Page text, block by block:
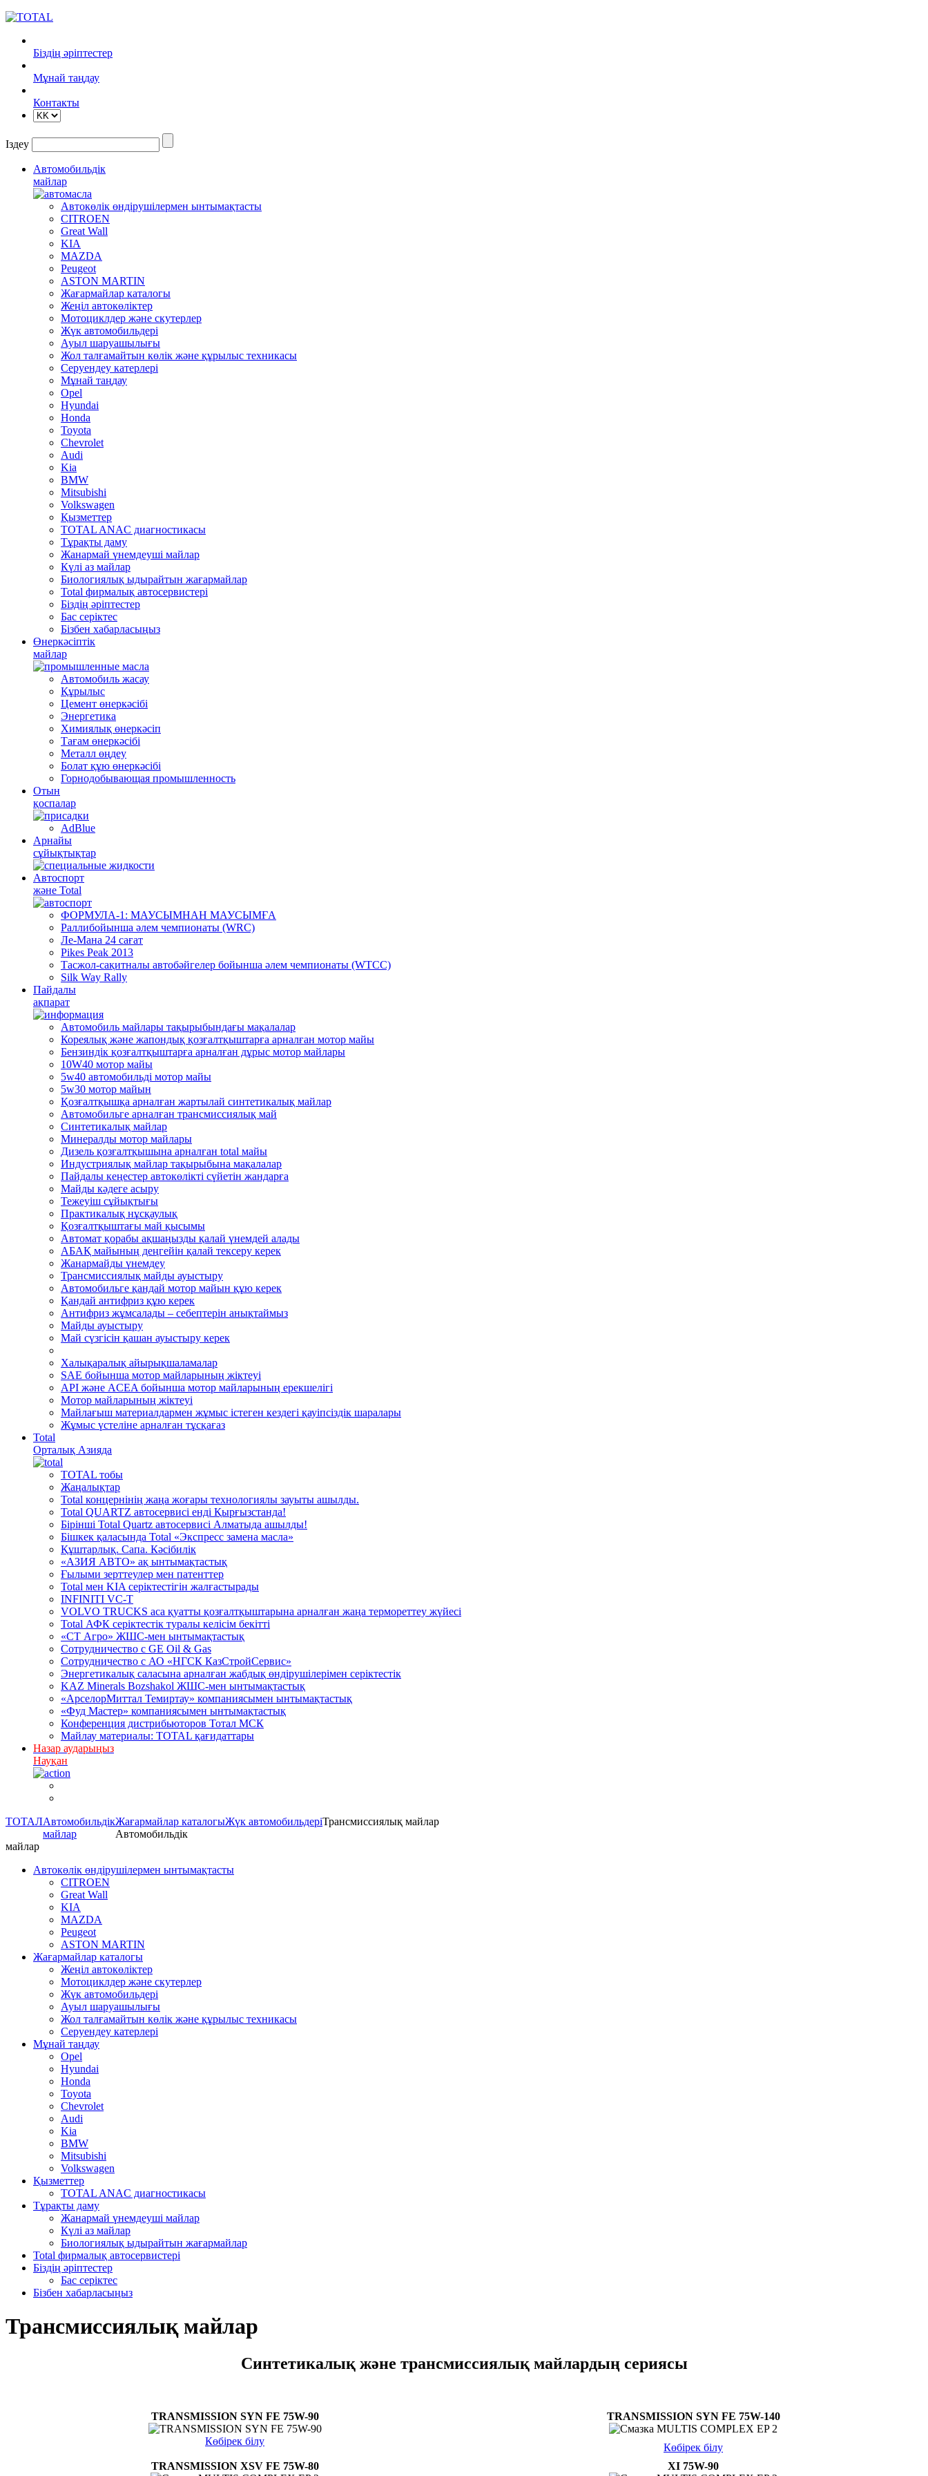
Біздің әріптестер
Mұнай таңдау
Контакты
Іздеу
Автомобильдік
майлар
Автокөлік өндірушілермен ынтымақтасты
CITROEN
Great Wall
KIA
MAZDA
Peugeot
ASTON MARTIN
Жағармайлар каталогы
Жеңіл автокөліктер
Мотоциклдер және скутерлер
Жүк автомобильдері
Ауыл шаруашылығы
Жол талғамайтын көлік және құрылыс техникасы
Серуендеу катерлері
Mұнай таңдау
Opel
Hyundai
Honda
Toyota
Chevrolet
Audi
Kia
BMW
Mitsubishi
Volkswagen
Қызметтер
TOTAL ANAC диагностикасы
Тұрақты даму
Жанармай үнемдеуші майлар
Күлі аз майлар
Биологиялық ыдырайтын жағармайлар
Total фирмалық автосервистері
Біздің әріптестер
Бас серіктес
Бізбен хабарласыңыз
Өнеркәсіптік
майлар
Автомобиль жасау
Құрылыс
Цемент өнеркәсібі
Энергетика
Химиялық өнеркәсіп
Тағам өнеркәсібі
Металл өңдеу
Болат құю өнеркәсібі
Горнодобывающая промышленность
Отын
қоспалар
AdBlue
Арнайы
сұйықтықтар
Автоспорт
және Total
ФОРМУЛА-1: МАУСЫМНАН МАУСЫМҒА
Раллибойынша әлем чемпионаты (WRC)
Ле-Мана 24 сағат
Pikes Peak 2013
Тасжол-сақитналы автобәйгелер бойынша әлем чемпионаты (WTCC)
Silk Way Rally
Пайдалы
ақпарат
Автомобиль майлары тақырыбындағы мақалалар
Кореялық және жапондық қозғалтқыштарға арналған мотор майы
Бензиндік қозғалтқыштарға арналған дұрыс мотор майлары
10W40 мотор майы
5w40 автомобильді мотор майы
5w30 мотор майын
Қозғалтқышқа арналған жартылай синтетикалық майлар
Автомобильге арналған трансмиссиялық май
Синтетикалық майлар
Минералды мотор майлары
Дизель қозғалтқышына арналған total майы
Индустриялық майлар тақырыбына мақалалар
Пайдалы кеңестер автокөлікті сүйетін жандарға
Mайды кәдеге асыру
Тежеуіш cұйықтығы
Практикалық нұсқаулық
Қозғалтқыштағы май қысымы
Автомат қорабы ақшаңызды қалай үнемдей алады
АБАҚ майының деңгейін қалай тексеру керек
Жанармайды үнемдеу
Трансмиссиялық майды ауыстыру
Автомобильге қандай мотор майын құю керек
Қандай антифриз құю керек
Антифриз жұмсалады – себептерін анықтаймыз
Майды ауыстыру
Май сүзгісін қашан ауыстыру керек
Халықаралық айырықшаламалар
SAE бойынша мотор майларының жіктеуі
API және ACEA бойынша мотор майларының ерекшелігі
Мотор майларының жіктеуі
Майлағыш материалдармен жұмыс істеген кездегі қауіпсіздік шаралары
Жұмыс үстеліне арналған тұсқағаз
Total
Орталық Азияда
TOTAL тобы
Жаңалықтар
Total концернінің жаңа жоғары технологиялы зауыты ашылды.
Total QUARTZ автосервисі енді Қырғызстанда!
Бірінші Total Quartz автосервисі Алматыда ашылды!
Бішкек қаласында Total «Экспресс замена масла»
Құштарлық. Сапа. Кәсібилік
«АЗИЯ АВТО» ақ ынтымақтастық
Ғылыми зерттеулер мен патенттер
Total мен KIA серіктестігін жалғастырады
INFINITI VC-T
VOLVO TRUCKS аса қуатты қозғалтқыштарына арналған жаңа термореттеу жүйесі
Total АФК серіктестік туралы келісім бекітті
«СТ Агро» ЖШС-мен ынтымақтастық
Сотрудничество c GE Oil & Gas
Сотрудничество с АО «НГСК КазСтройСервис»
Энергетикалық саласына арналған жабдық өндірушілерімен серіктестік
KAZ Minerals Bozshakol ЖШС-мен ынтымақтастық
«АрселорМиттал Темиртау» компаниясымен ынтымақтастық
«Фуд Мастер» компаниясымен ынтымақтастық
Конференция дистрибьюторов Тотал МСК
Майлау материалы: TOTAL қағидаттары
Назар аударыңыз
Науқан
ТОТАЛАвтомобильдік
майлар
Жағармайлар каталогыЖүк автомобильдеріТрансмиссиялық майлар
Автомобильдік
майлар
Автокөлік өндірушілермен ынтымақтасты
CITROEN
Great Wall
KIA
MAZDA
Peugeot
ASTON MARTIN
Жағармайлар каталогы
Жеңіл автокөліктер
Мотоциклдер және скутерлер
Жүк автомобильдері
Ауыл шаруашылығы
Жол талғамайтын көлік және құрылыс техникасы
Серуендеу катерлері
Mұнай таңдау
Opel
Hyundai
Honda
Toyota
Chevrolet
Audi
Kia
BMW
Mitsubishi
Volkswagen
Қызметтер
TOTAL ANAC диагностикасы
Тұрақты даму
Жанармай үнемдеуші майлар
Күлі аз майлар
Биологиялық ыдырайтын жағармайлар
Total фирмалық автосервистері
Біздің әріптестер
Бас серіктес
Бізбен хабарласыңыз
Трансмиссиялық майлар
Синтетикалық және трансмиссиялық майлардың сериясы
TRANSMISSION SYN FE 75W-90 TRANSMISSION SYN FE 75W-140
Көбірек білу
Көбірек білу
TRANSMISSION XSV FE 75W-80
XI 75W-90